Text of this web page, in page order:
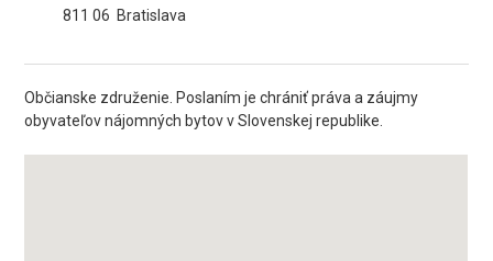
811 06 Bratislava
Občianske združenie. Poslaním je chrániť práva a záujmy
obyvateľov nájomných bytov v Slovenskej republike.